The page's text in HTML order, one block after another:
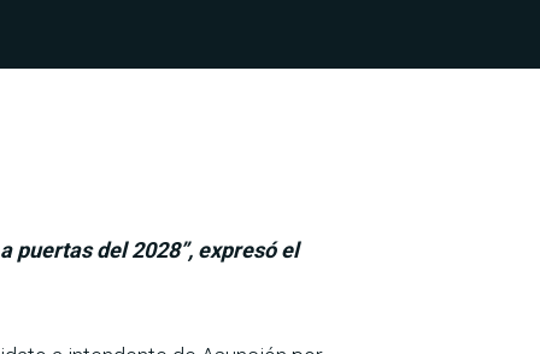
puertas del 2028”, expresó el